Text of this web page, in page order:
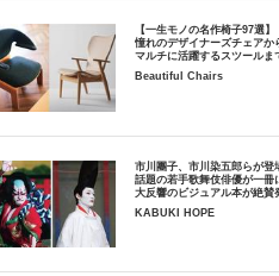
【一生モノの名作椅子97選】
憧れのデザイナーズチェアか
マルチに活躍するスツールま
Beautiful Chairs
市川團子、市川染五郎らが登
話題の若手歌舞伎俳優が一冊
大反響のビジュアル本が絶賛
KABUKI HOPE